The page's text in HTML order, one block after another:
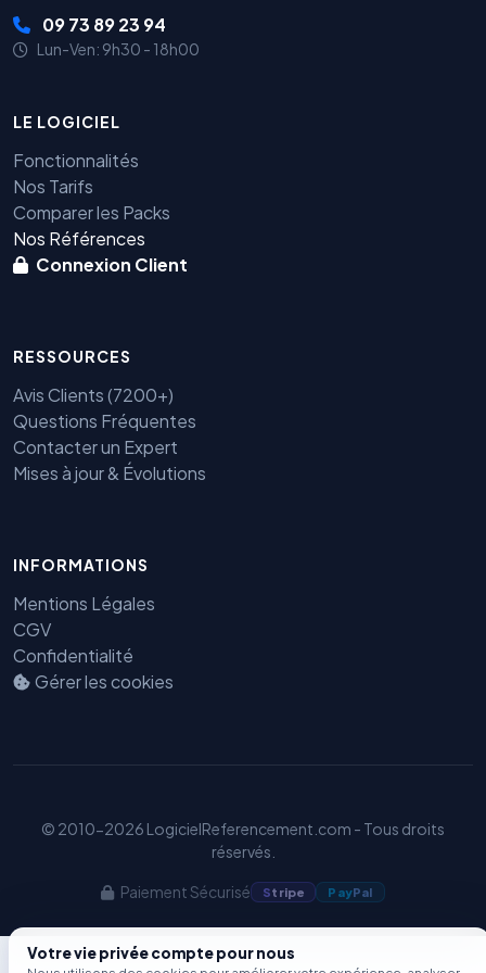
09 73 89 23 94
Lun-Ven: 9h30 - 18h00
LE LOGICIEL
Fonctionnalités
Nos Tarifs
Comparer les Packs
Nos Références
Connexion Client
RESSOURCES
Avis Clients (7200+)
Questions Fréquentes
Contacter un Expert
Mises à jour & Évolutions
INFORMATIONS
Mentions Légales
CGV
Confidentialité
Gérer les cookies
© 2010-2026 LogicielReferencement.com - Tous droits
réservés.
Paiement Sécurisé Stripe PayPal
Votre vie privée compte pour nous